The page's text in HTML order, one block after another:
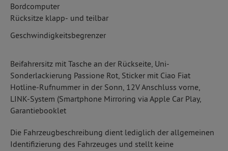
Bordcomputer
Rücksitze klapp- und teilbar
Geschwindigkeitsbegrenzer
Beifahrersitz mit Tasche an der Rückseite, Uni-
Sonderlackierung Passione Rot, Sticker mit Ciao Fiat
Hotline-Rufnummer in der Sonn, 12V Anschluss vorne,
LINK-System (Smartphone Mirroring via Apple Car Play,
Garantiebooklet
Die Fahrzeugbeschreibung dient lediglich der allgemeinen
Identifizierung des Fahrzeuges und stellt keine